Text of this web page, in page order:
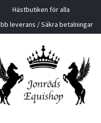
Hästbutiken för alla
leverans / Säkra betalningar